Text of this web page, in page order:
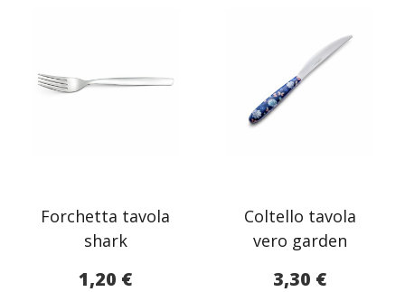
Forchetta tavola
shark
1,20 €
Coltello tavola
vero garden
3,30 €